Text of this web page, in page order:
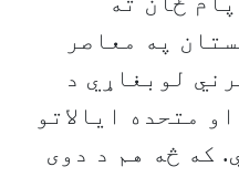
په معاصر
لوبغاړي د
متحده ایالاتو
که څه هم د دوی